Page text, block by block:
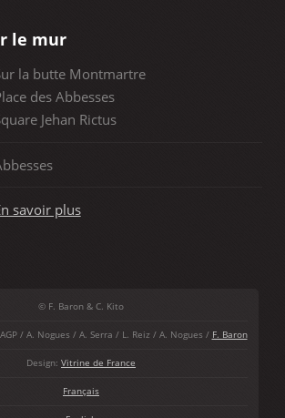
le mur
la butte Montmartre
des Abbesses
Jehan Rictus
savoir plus
© F. Baron & C. Kito
/ A. Nogues / A. Serra / L. Reiz / A. Nogues / F. Baron
Design: Vitrine de France
Français